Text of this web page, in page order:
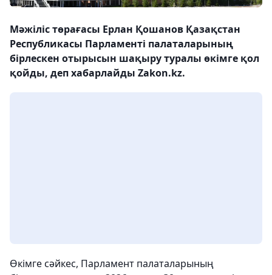
Мәжіліс төрағасы Ерлан Қошанов Қазақстан
Республикасы Парламенті палаталарының
бірлескен отырысын шақыру туралы өкімге қол
қойды, деп хабарлайды Zakon.kz.
Өкімге сәйкес, Парламент палаталарының